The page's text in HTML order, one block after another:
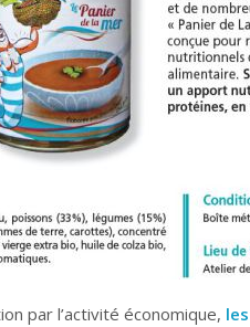
par l’activité économique,